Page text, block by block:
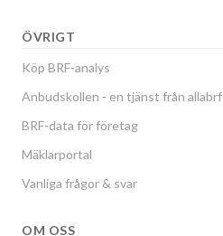
ÖVRIGT
Köp BRF-analys
Anbudskollen - en tjänst från allabrf
BRF-data för företag
Mäklarportal
Vanliga frågor & svar
OM OSS